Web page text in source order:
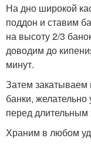
На дно широкой
поддон и ставим
на высоту 2/3
доводим до
минут.
Затем
банки, желательно
перед
Храним в любом